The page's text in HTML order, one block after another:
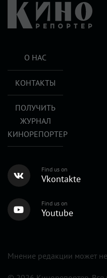
О НАС
КОНТАКТЫ
ПОЛУЧИТЬ
ЖУРНАЛ
КИНОРЕПОРТЕР
Find us on
Vkontakte
Find us on
Youtube
Мнение редакции может